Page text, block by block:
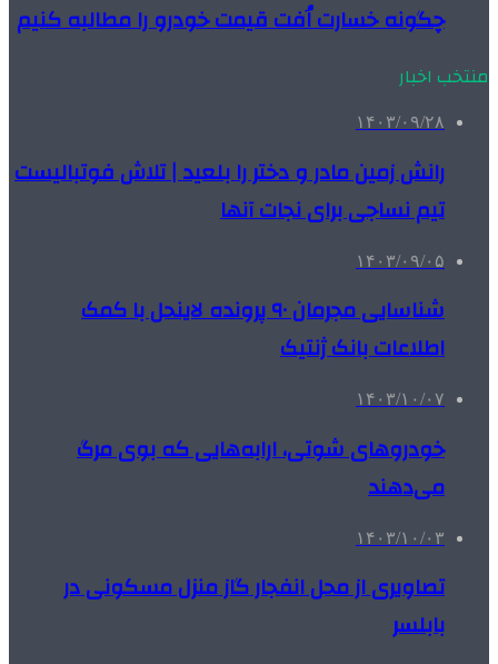
چگونه خسارت اُفت قیمت خودرو را مطالبه کنیم
منتخب اخبار
۱۴۰۳/۰۹/۲۸
رانش زمین مادر و دختر را بلعید | تلاش فوتبالیست
تیم نساجی برای نجات آنها
۱۴۰۳/۰۹/۰۵
شناسایی مجرمان ۹۰ پرونده لاینحل با کمک
اطلاعات بانک ژنتیک
۱۴۰۳/۱۰/۰۷
خودروهای شوتی، ارابه‌هایی که بوی مرگ
می‌دهند
۱۴۰۳/۱۰/۰۳
تصاویری از محل انفجار گاز منزل مسکونی در
بابلسر